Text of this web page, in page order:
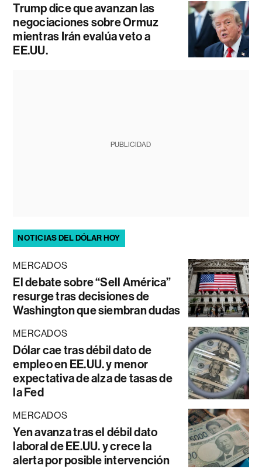
Trump dice que avanzan las
negociaciones sobre Ormuz
mientras Irán evalúa veto a
EE.UU.
PUBLICIDAD
NOTICIAS DEL DÓLAR HOY
MERCADOS
El debate sobre “Sell América”
resurge tras decisiones de
Washington que siembran dudas
MERCADOS
Dólar cae tras débil dato de
empleo en EE.UU. y menor
expectativa de alza de tasas de
la Fed
MERCADOS
Yen avanza tras el débil dato
laboral de EE.UU. y crece la
alerta por posible intervención